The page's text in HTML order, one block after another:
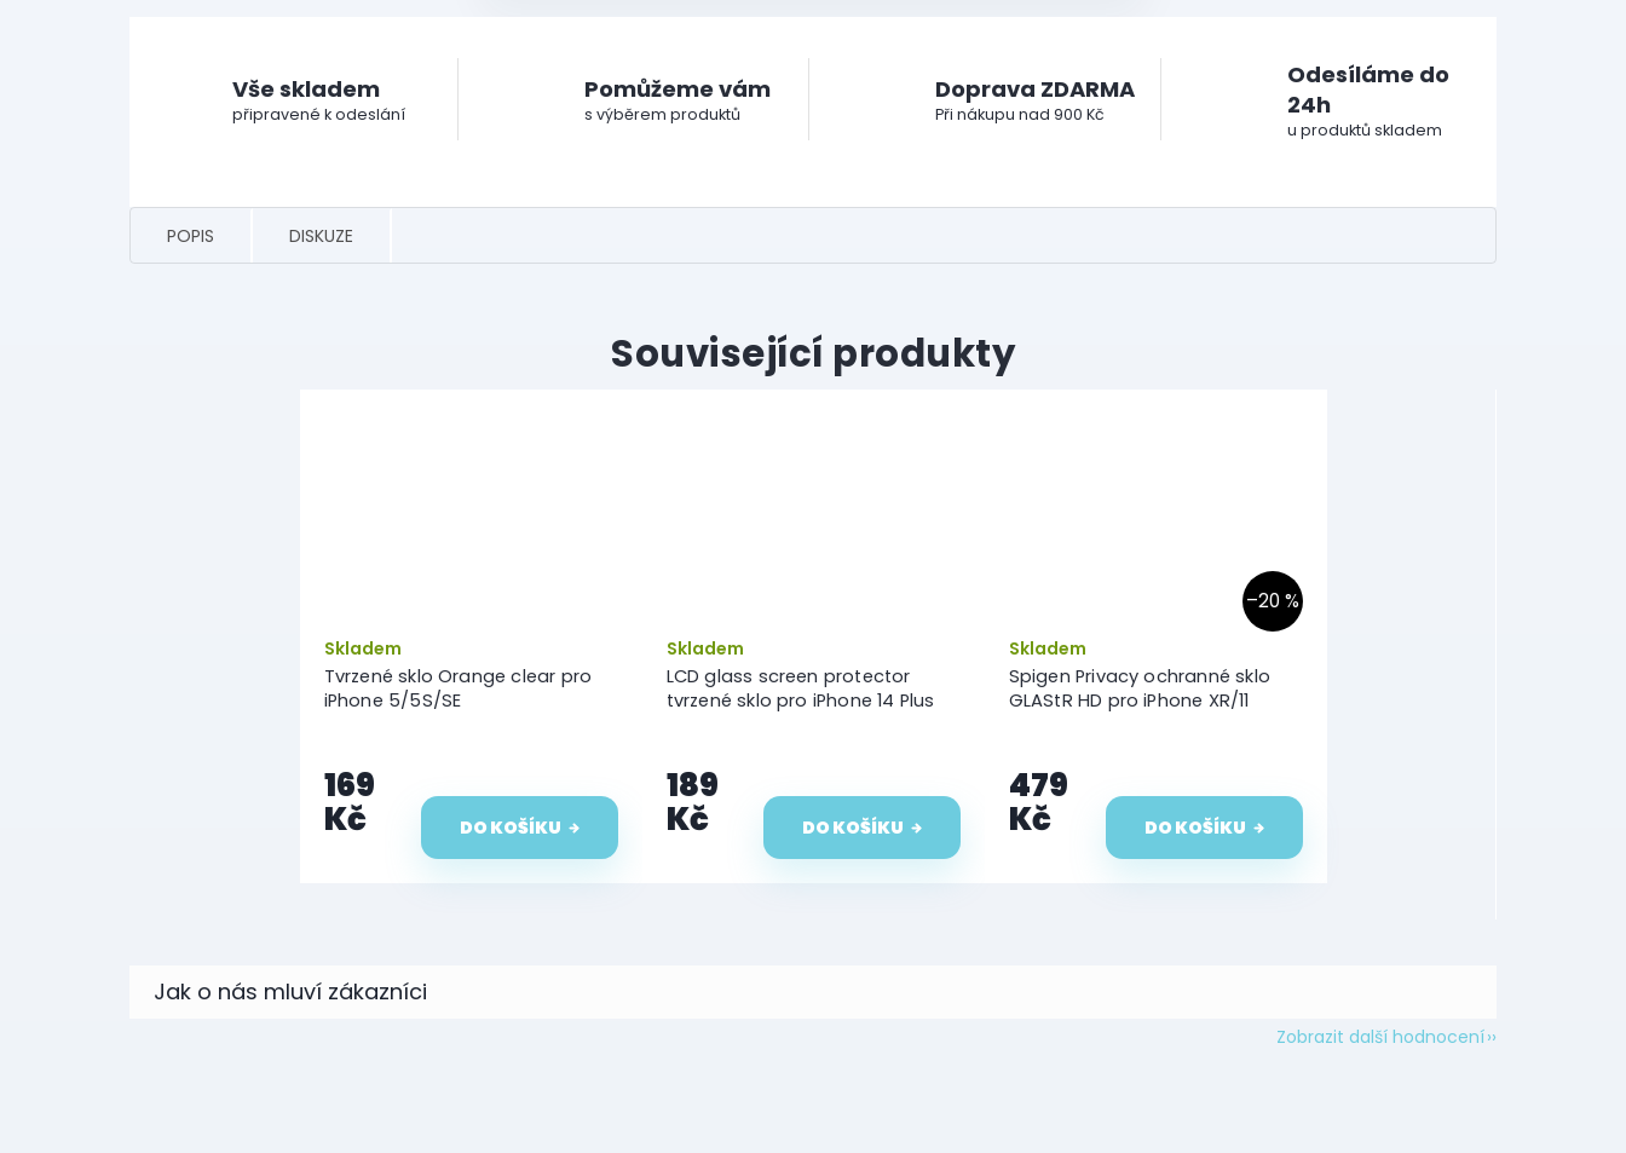
Vše skladem
připravené k odeslání
Pomůžeme vám
s výběrem produktů
Doprava ZDARMA
Při nákupu nad 900 Kč
Odesíláme do
24h
u produktů skladem
POPIS DISKUZE
Související produkty
Tvrzené sklo Orange clear pro
iPhone 5/5S/SE
Skladem
169
Kč DO KOŠÍKU
LCD glass screen protector
tvrzené sklo pro iPhone 14 Plus
Skladem
189
Kč DO KOŠÍKU
–20 %
Spigen Privacy ochranné sklo
GLAStR HD pro iPhone XR/11
Skladem
479
Kč DO KOŠÍKU
Zobrazit další hodnocení